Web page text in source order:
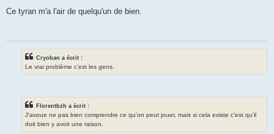
s
Ce tyran m'a l'air de quelqu'un de bien.
Cryoban a écrit :
Le vrai problème c'est les gens.
Florentbzh a écrit :
J'avoue ne pas bien comprendre ce qu'on peut jouer, mais si cela existe c'est qu'il
doit bien y avoir une raison.